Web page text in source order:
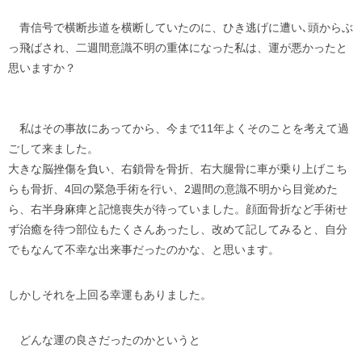
青信号で横断歩道を横断していたのに、ひき逃げに遭い､頭からぶ
っ飛ばされ、二週間意識不明の重体になった私は、運が悪かったと
思いますか？
私はその事故にあってから、今まで11年よくそのことを考えて過
ごして来ました。
大きな脳挫傷を負い、右鎖骨を骨折、右大腿骨に車が乗り上げこち
らも骨折、4回の緊急手術を行い、2週間の意識不明から目覚めた
ら、右半身麻痺と記憶喪失が待っていました。顔面骨折など手術せ
ず治癒を待つ部位もたくさんあったし、改めて記してみると、自分
でもなんて不幸な出来事だったのかな、と思います。
しかしそれを上回る幸運もありました。
どんな運の良さだったのかというと